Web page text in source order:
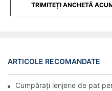
TRIMITEȚI ANCHETĂ
ARTICOLE RECOMANDATE
Cumpărați lenjerie de pat